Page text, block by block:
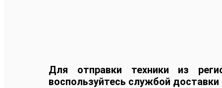
Для отправки техники из
воспользуйтесь службой доставки